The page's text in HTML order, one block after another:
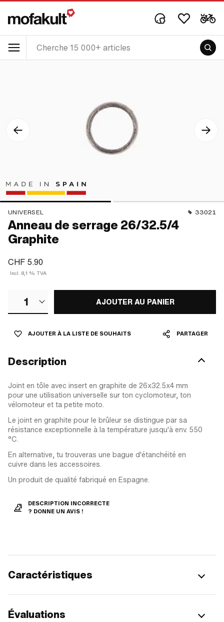
UNIVERSEL 33021
Anneau de serrage 26/32.5/4
Graphite
CHF 5.90
Incl. 8,1 % TVA
1 AJOUTER AU PANIER
AJOUTER À LA LISTE DE SOUHAITS PARTAGER
Description
Joint en tôle avec insert en graphite de 26x32.5x4 mm
pour une utilisation universelle sur ton cyclomoteur, ton
vélomoteur et ta petite moto.
Le joint en graphite pour le brûleur se distingue par sa
résistance exceptionnelle à la température jusqu'à env. 550
°C.
En alternative, tu trouveras une bague d'étanchéité en
cuivre dans les accessoires.
Un produit de qualité fabriqué en Espagne.
DESCRIPTION INCORRECTE
? DONNE UN AVIS !
Caractéristiques
Évaluations